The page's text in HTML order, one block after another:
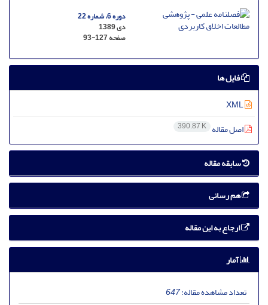
دوره 6، شماره 22
دی 1389
صفحه93-127
فایل ها
اصل مقاله 390.87 K
سابقه مقاله
هم رسانی
ارجاع به این مقاله
آمار
تعداد مشاهده مقاله:647